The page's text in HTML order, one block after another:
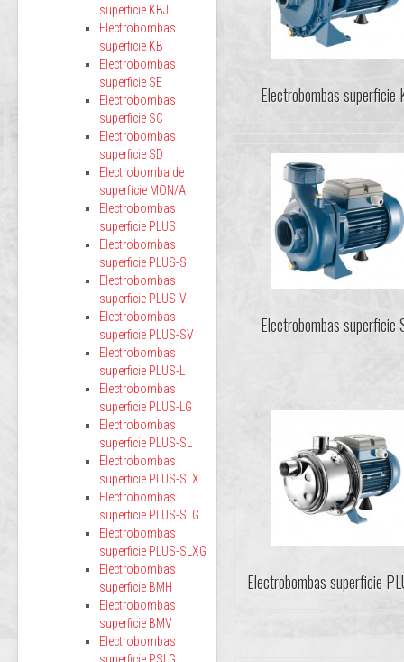
Electrobombas superficie
Electrobombas superficie
Electrobombas superficie
superficie KBJ
Electrobombas
superficie KB
Electrobombas
superficie SE
Electrobombas
superficie SC
Electrobombas
superficie SD
Electrobomba de
superfície MON/A
Electrobombas
superficie PLUS
Electrobombas
superficie PLUS-S
Electrobombas
superficie PLUS-V
Electrobombas
superficie PLUS-SV
Electrobombas
superficie PLUS-L
Electrobombas
superficie PLUS-LG
Electrobombas
superficie PLUS-SL
Electrobombas
superficie PLUS-SLX
Electrobombas
superficie PLUS-SLG
Electrobombas
superficie PLUS-SLXG
Electrobombas
superficie BMH
Electrobombas
superficie BMV
Electrobombas